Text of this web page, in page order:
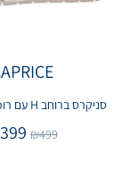
סניקרס ברוחב H עם רוכסן בצבע זהב
₪499
399